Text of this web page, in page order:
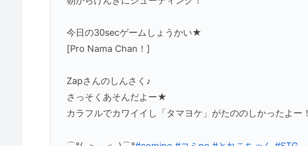
今日の30secゲームしょうかい★
[Pro Nama Chan！]
Zapさんのしんさく♪
さっそくあそんだよー★
カラフルでカワイイし「タマヨケ」がたののしかったよー！